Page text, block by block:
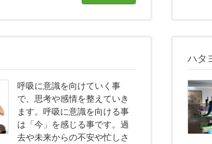
呼吸に意識を向けていく事
で、思考や感情を整えていき
ます。呼吸に意識を向ける事
は「今」を感じる事です。過
去や未来からの不安や忙しさ
ハタ